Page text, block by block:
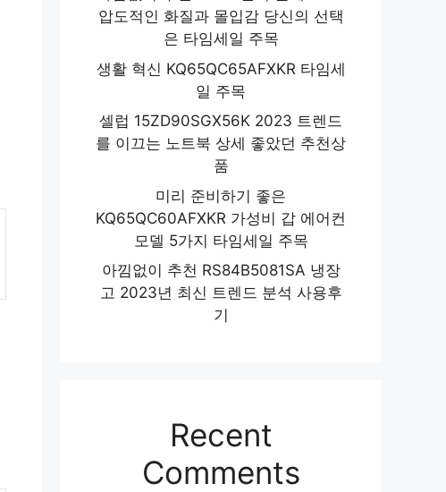
압도적인 화질과 몰입감 당신의 선택
은 타임세일 주목
생활 혁신 KQ65QC65AFXKR 타임세
일 주목
셀럽 15ZD90SGX56K 2023 트렌드
를 이끄는 노트북 상세 좋았던 추천상
품
미리 준비하기 좋은
KQ65QC60AFXKR 가성비 갑 에어컨
모델 5가지 타임세일 주목
아낌없이 추천 RS84B5081SA 냉장
고 2023년 최신 트렌드 분석 사용후
기
Recent
Comments